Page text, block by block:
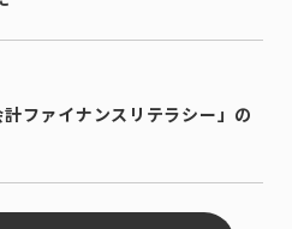
ファイナンスリテラシー」の